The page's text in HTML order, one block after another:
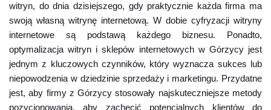
witryn, do dnia dzisiejszego, gdy praktycznie każda firma ma
swoją własną witrynę internetową. W dobie cyfryzacji witryny
internetowe są podstawą każdego biznesu. Ponadto,
optymalizacja witryn i sklepów internetowych w Górzycy jest
jednym z kluczowych czynników, który wyznacza sukces lub
niepowodzenia w dziedzinie sprzedaży i marketingu. Przydatne
jest, aby firmy z Górzycy stosowały najskuteczniejsze metody
pozycjonowania, aby zachęcić potencjalnych klientów do